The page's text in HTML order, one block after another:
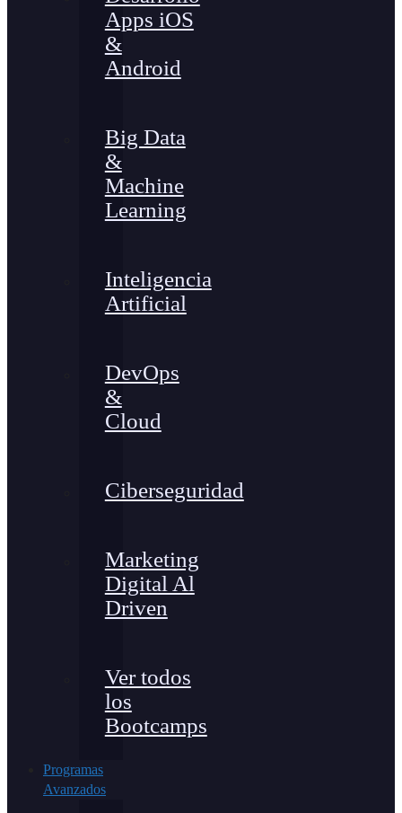
Apps iOS
&
Android
Big Data
&
Machine
Learning
Inteligencia
Artificial
DevOps
&
Cloud
Ciberseguridad
Marketing
Digital Al
Driven
Ver todos
los
Bootcamps
Programas
Avanzados